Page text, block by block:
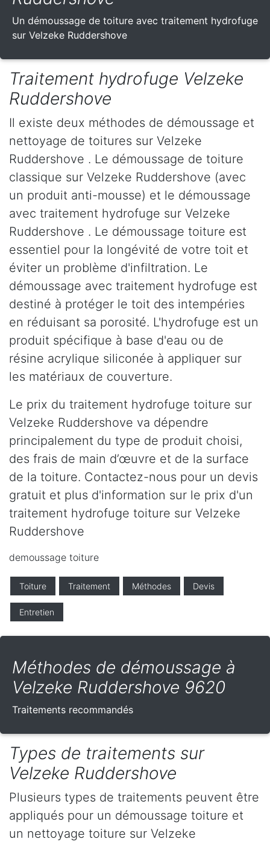
Un démoussage de toiture avec traitement hydrofuge
sur Velzeke Ruddershove
Traitement hydrofuge Velzeke
Ruddershove
Il existe deux méthodes de démoussage et
nettoyage de toitures sur Velzeke
Ruddershove . Le démoussage de toiture
classique sur Velzeke Ruddershove (avec
un produit anti-mousse) et le démoussage
avec traitement hydrofuge sur Velzeke
Ruddershove . Le démoussage toiture est
essentiel pour la longévité de votre toit et
éviter un problème d'infiltration. Le
démoussage avec traitement hydrofuge est
destiné à protéger le toit des intempéries
en réduisant sa porosité. L'hydrofuge est un
produit spécifique à base d'eau ou de
résine acrylique siliconée à appliquer sur
les matériaux de couverture.
Le prix du traitement hydrofuge toiture sur
Velzeke Ruddershove va dépendre
principalement du type de produit choisi,
des frais de main d’œuvre et de la surface
de la toiture. Contactez-nous pour un devis
gratuit et plus d'information sur le prix d'un
traitement hydrofuge toiture sur Velzeke
Ruddershove
demoussage toiture
Toiture Traitement Méthodes Devis
Entretien
Méthodes de démoussage à
Velzeke Ruddershove 9620
Traitements recommandés
Types de traitements sur
Velzeke Ruddershove
Plusieurs types de traitements peuvent être
appliqués pour un démoussage toiture et
un nettoyage toiture sur Velzeke